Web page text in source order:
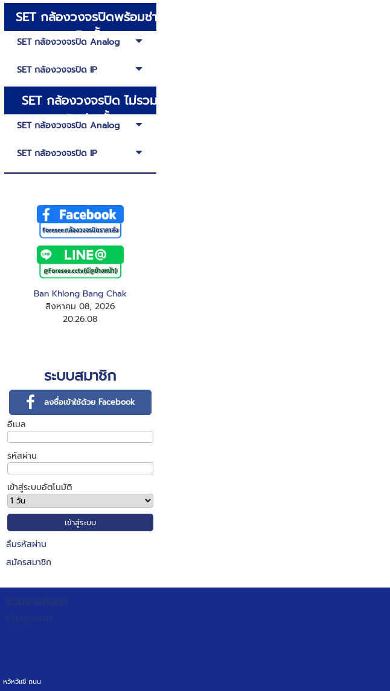
SET กล้องวงจรปิดพร้อมช่าง
ติดตั้ง
SET กล้องวงจรปิด Analog
SET กล้องวงจรปิด IP
SET กล้องวงจรปิด ไม่รวม
ติดช่างตั้ง
SET กล้องวงจรปิด Analog
SET กล้องวงจรปิด IP
Ban Khlong Bang Chak
สิงหาคม 08, 2026
20:26:08
ระบบสมาชิก
ลงชื่อเข้าใช้ด้วย Facebook
อีเมล
รหัสผ่าน
เข้าสู่ระบบอัตโนมัติ
ลืมรหัสผ่าน
สมัครสมาชิก
หวัหวัเเชี ถนน